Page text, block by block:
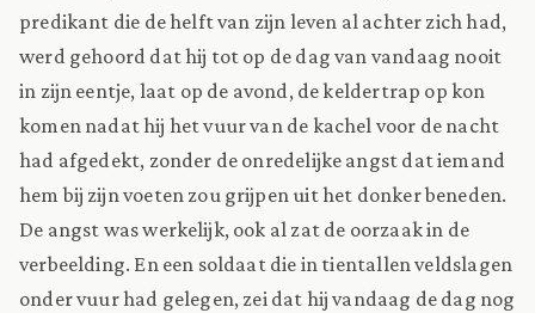
predikant die de helft van zijn leven al achter zich had,
werd gehoord dat hij tot op de dag van vandaag nooit
in zijn eentje, laat op de avond, de keldertrap op kon
komen nadat hij het vuur van de kachel voor de nacht
had afgedekt, zonder de onredelijke angst dat iemand
hem bij zijn voeten zou grijpen uit het donker beneden.
De angst was werkelijk, ook al zat de oorzaak in de
verbeelding. En een soldaat die in tientallen veldslagen
onder vuur had gelegen, zei dat hij vandaag de dag nog